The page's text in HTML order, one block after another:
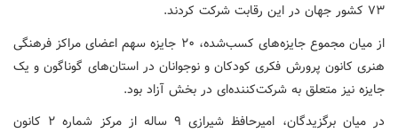
۷۳ کشور جهان در این رقابت شرکت کردند.
از میان مجموع جایزه‌های کسب‌شده، ۲۰ جایزه سهم اعضای مراکز فرهنگی
هنری کانون پرورش فکری کودکان و نوجوانان در استان‌های گوناگون و یک
جایزه نیز متعلق به شرکت‌کننده‌ای در بخش آزاد بود.
در میان برگزیدگان، امیرحافظ شیرازی ۹ ساله از مرکز شماره ۲ کانون